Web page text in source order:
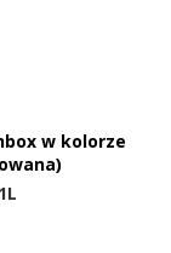
w kolorze